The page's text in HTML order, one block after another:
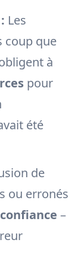
Les
coup que
à
pour
été
de
ou erronés
–